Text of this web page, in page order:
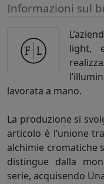
Informazioni sul
light,
lavorata a mano.
La produzione si
articolo è l’unione
alchimie cromatiche
distingue dalla
serie, acquisendo